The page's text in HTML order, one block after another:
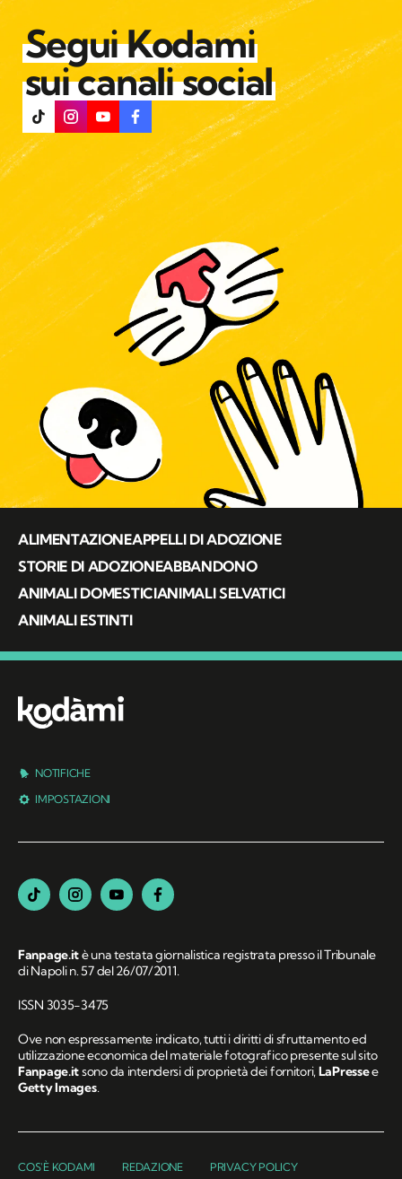
Segui Kodami
sui canali social
ALIMENTAZIONEAPPELLI DI ADOZIONE
STORIE DI ADOZIONEABBANDONO
ANIMALI DOMESTICIANIMALI SELVATICI
ANIMALI ESTINTI
NOTIFICHE
IMPOSTAZIONI
Fanpage.itè una testata giornalistica registrata presso il Tribunale
di Napoli n. 57 del 26/07/2011.
ISSN 3035-3475
Ove non espressamente indicato, tutti i diritti di sfruttamento ed
utilizzazione economica del materiale fotografico presente sul sito
Fanpage.itsono da intendersi di proprietà dei fornitori,LaPressee
Getty Images.
COS'È KODAMI REDAZIONE PRIVACY POLICY